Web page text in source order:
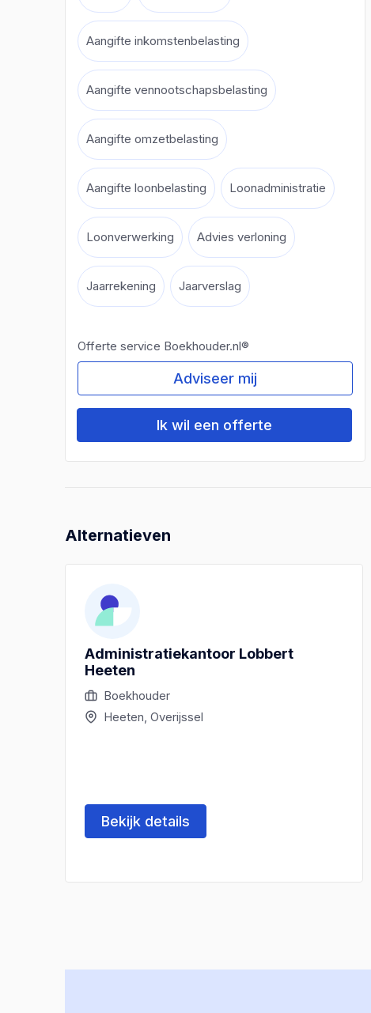
Aangifte inkomstenbelasting
Aangifte vennootschapsbelasting
Aangifte omzetbelasting
Aangifte loonbelasting Loonadministratie
Loonverwerking Advies verloning
Jaarrekening Jaarverslag
Offerte service Boekhouder.nl®
Adviseer mij
Ik wil een offerte
Alternatieven
Administratiekantoor Lobbert
Heeten
Boekhouder
Heeten, Overijssel
Bekijk details